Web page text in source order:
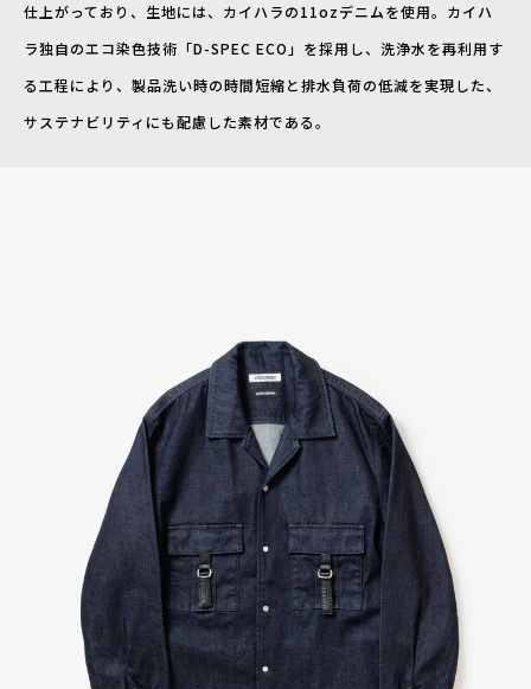
仕上がっており、生地には、カイハラの11ozデニムを使用。カイハ
ラ独自のエコ染色技術「D-SPEC ECO」を採用し、洗浄水を再利用す
る工程により、製品洗い時の時間短縮と排水負荷の低減を実現した、
サステナビリティにも配慮した素材である。